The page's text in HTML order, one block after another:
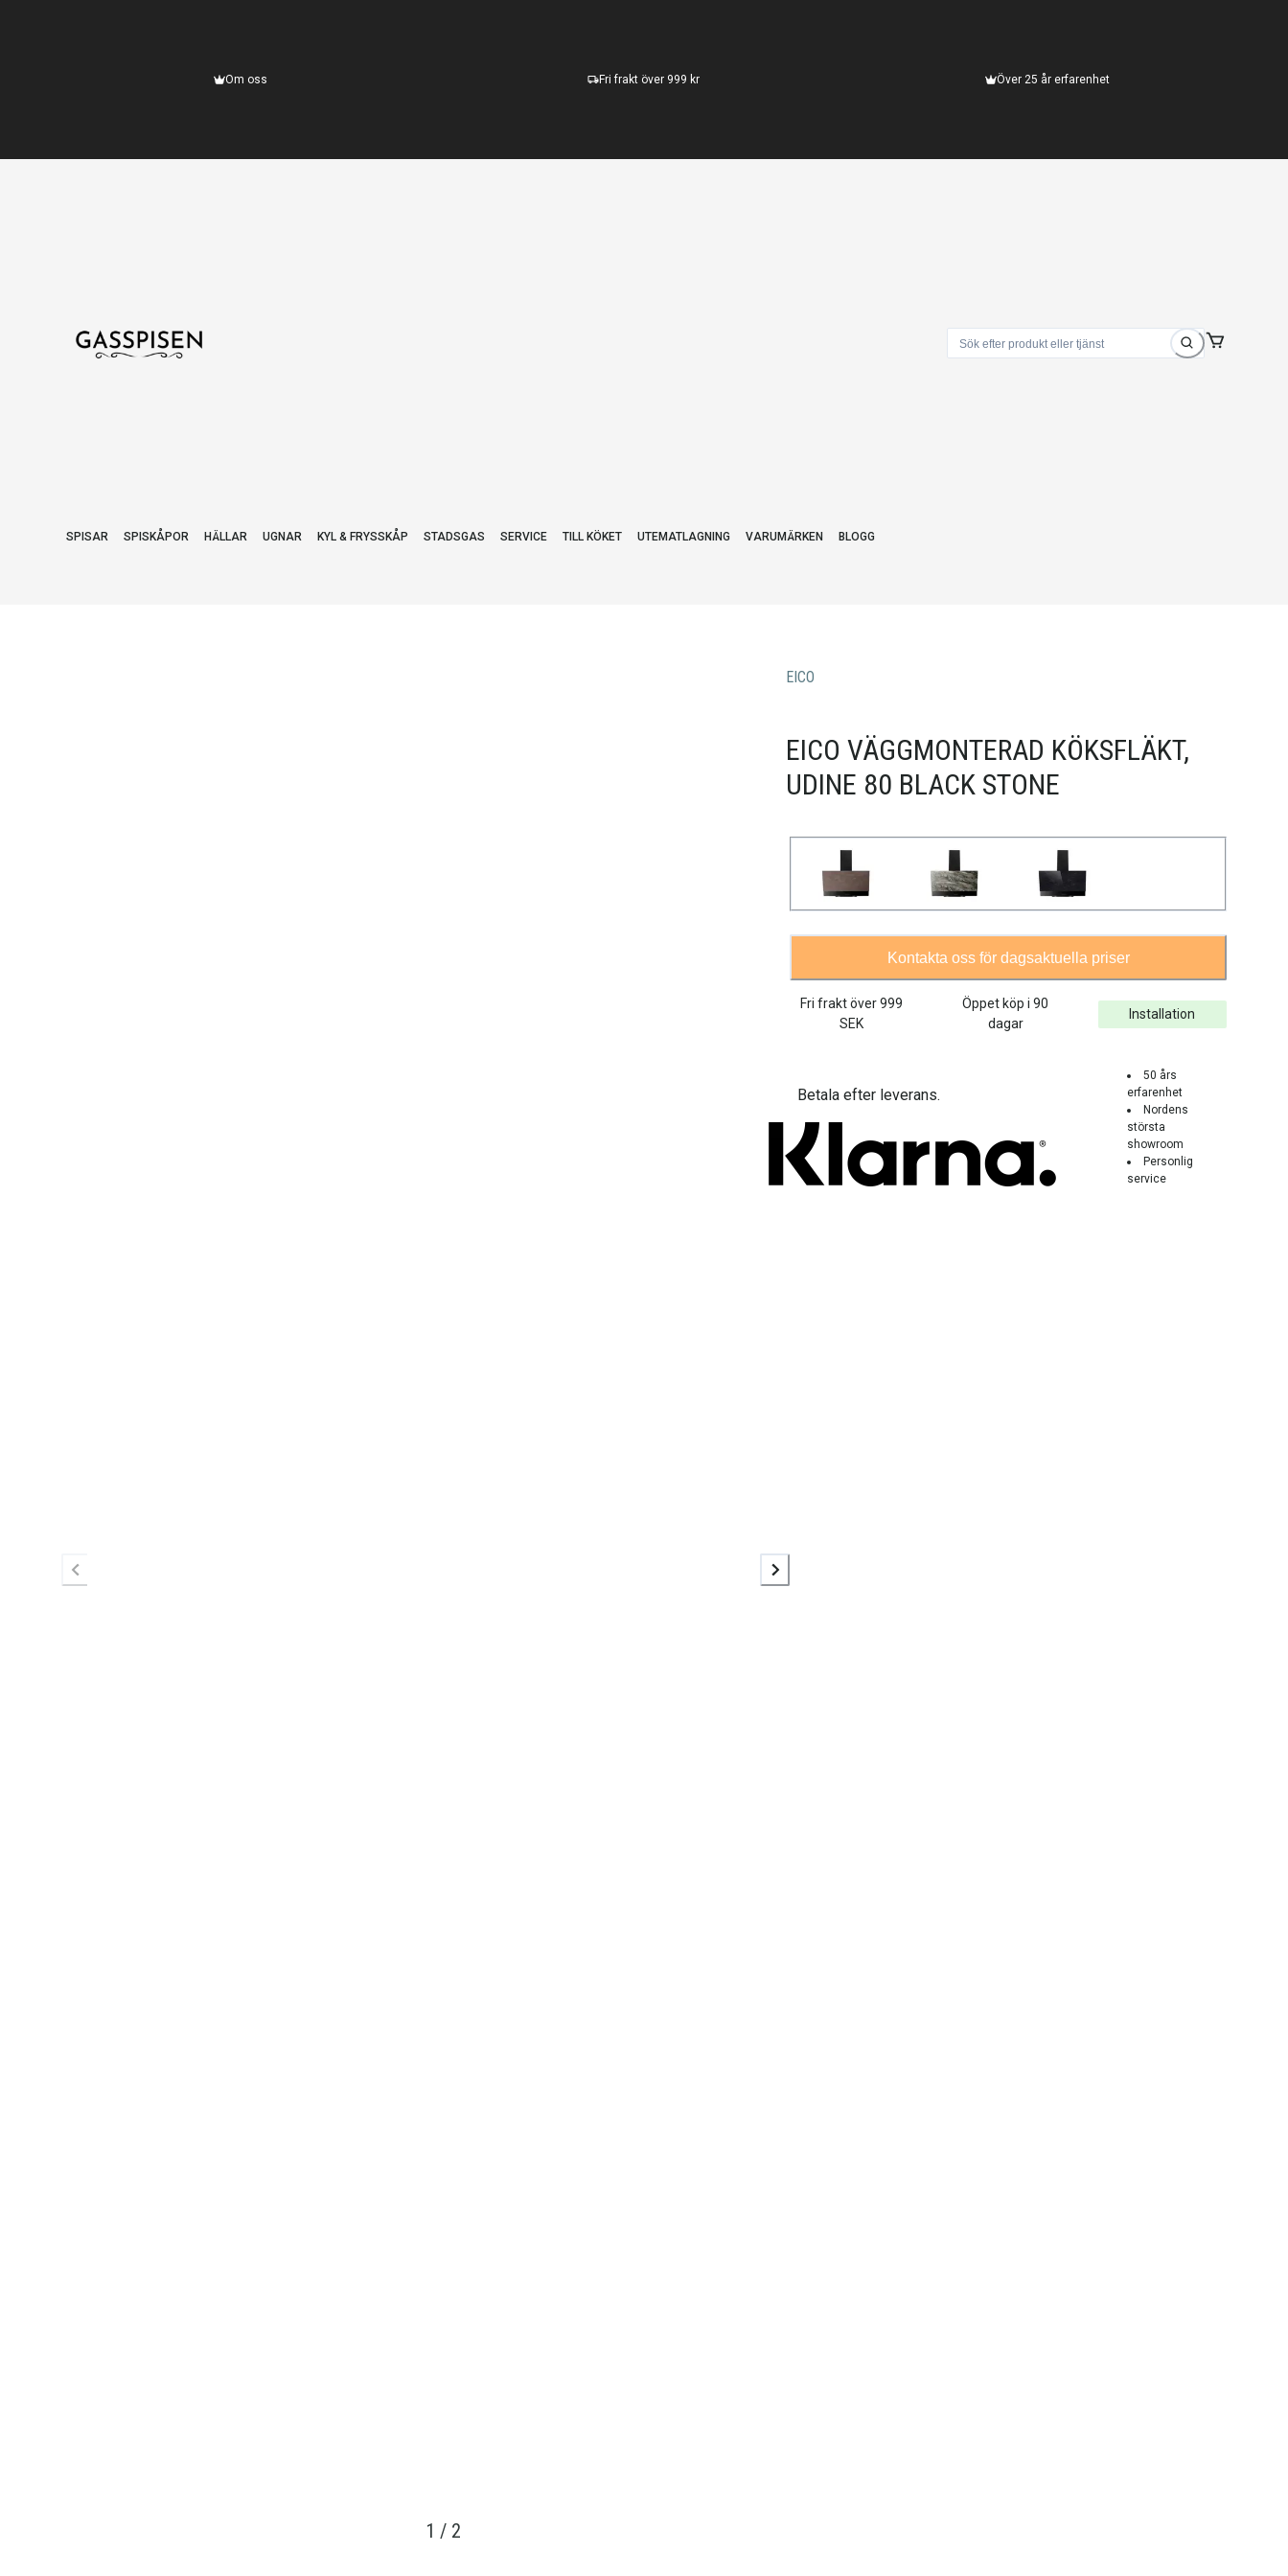
Om oss Fri frakt över 999 kr Över 25 år erfarenhet
SPISAR SPISKÅPOR HÄLLAR UGNAR KYL & FRYSSKÅP STADSGAS SERVICE TILL KÖKET UTEMATLAGNING VARUMÄRKEN BLOGG
1 / 2
EICO
EICO VÄGGMONTERAD KÖKSFLÄKT,
UDINE 80 BLACK STONE
Kontakta oss för dagsaktuella priser
Fri frakt över999
SEK
Öppet köp i 90
dagar
Installation
Betala efter leverans.
50 års
erfarenhet
Nordens
största
showroom
Personlig
service